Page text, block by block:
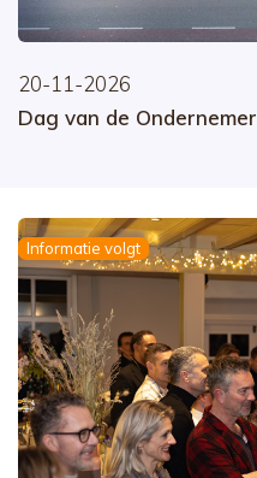
20-11-2026
Dag van de Ondernemer
Informatie volgt